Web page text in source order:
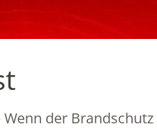
der